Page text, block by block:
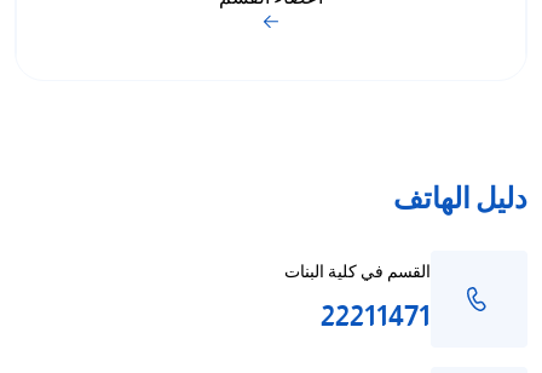
دليل الهاتف
القسم في كلية البنات
22211471